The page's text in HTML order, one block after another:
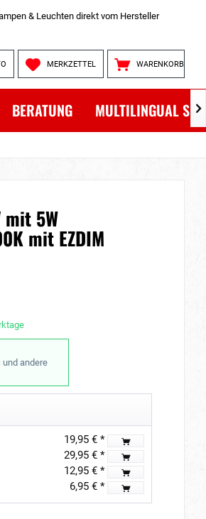
& Leuchten direkt vom Hersteller
WARENKORB
MERKZETTEL
BERATUNG MULTILINGUAL 
mit 5W
mit EZDIM
und andere
19,95 € *
29,95 € *
12,95 € *
6,95 € *